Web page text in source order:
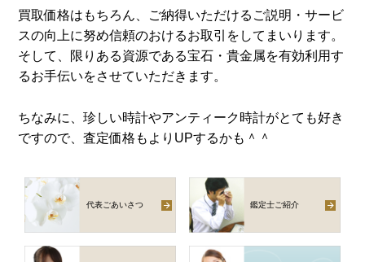
買取価格はもちろん、ご納得いただけるご説明・サービ
スの向上に努め信頼のおけるお取引をしてまいります。
そして、限りある資源である宝石・貴金属を有効利用す
るお手伝いをさせていただきます。
ちなみに、珍しい時計やアンティーク時計がとても好き
ですので、査定価格もよりUPするかも＾＾
代表ごあいさつ 鑑定士ご紹介